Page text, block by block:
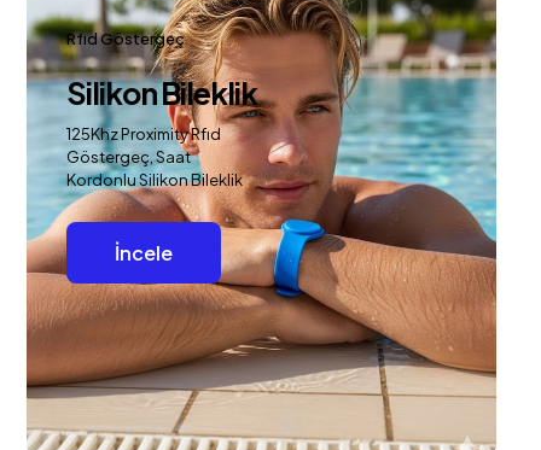
Rfıd Göstergeç
Silikon Bileklik
125Khz Proximity Rfıd
Göstergeç, Saat
Kordonlu Silikon Bileklik
İncele